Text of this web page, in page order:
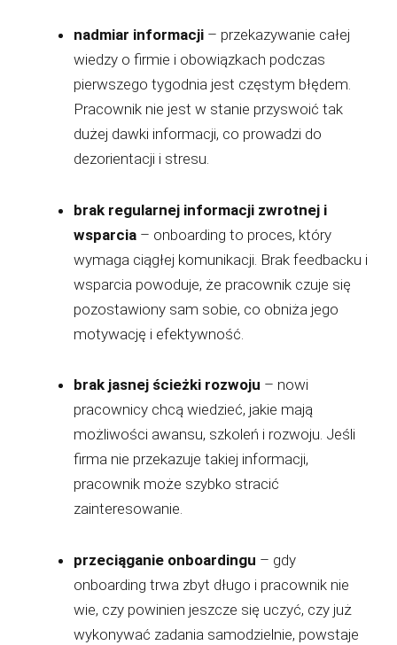
nadmiar informacji – przekazywanie całej
wiedzy o firmie i obowiązkach podczas
pierwszego tygodnia jest częstym błędem.
Pracownik nie jest w stanie przyswoić tak
dużej dawki informacji, co prowadzi do
dezorientacji i stresu.
brak regularnej informacji zwrotnej i
wsparcia – onboarding to proces, który
wymaga ciągłej komunikacji. Brak feedbacku i
wsparcia powoduje, że pracownik czuje się
pozostawiony sam sobie, co obniża jego
motywację i efektywność.
brak jasnej ścieżki rozwoju – nowi
pracownicy chcą wiedzieć, jakie mają
możliwości awansu, szkoleń i rozwoju. Jeśli
firma nie przekazuje takiej informacji,
pracownik może szybko stracić
zainteresowanie.
przeciąganie onboardingu – gdy
onboarding trwa zbyt długo i pracownik nie
wie, czy powinien jeszcze się uczyć, czy już
wykonywać zadania samodzielnie, powstaje